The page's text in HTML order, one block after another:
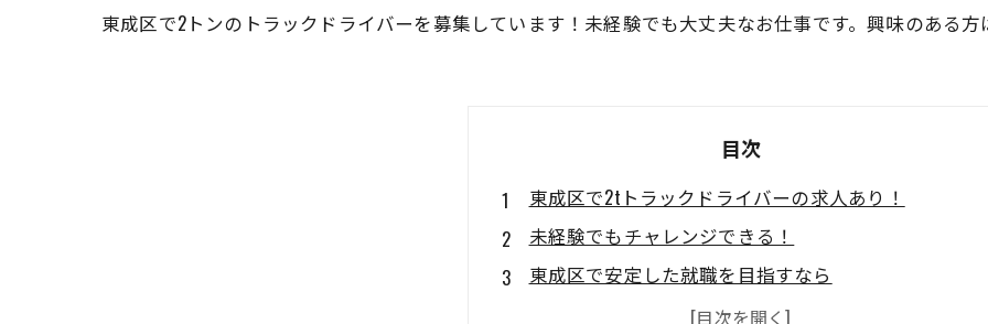
東成区で2トンのトラックドライバーを募集しています！未経験でも大丈夫なお仕事です。興味のある
目次
東成区で2tトラックドライバーの求人あり！
未経験でもチャレンジできる！
東成区で安定した就職を目指すなら